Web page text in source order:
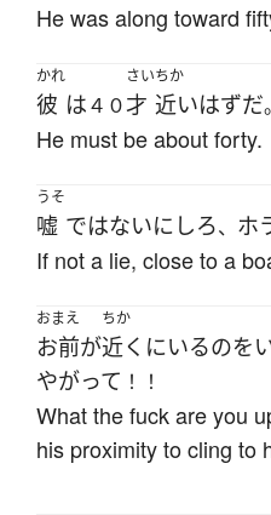
He was along toward
かれ
彼 は４０
さい
才
ちか
近いはずだ。
He must be about forty.
うそ
嘘 ではないに しろ、 ホ
If not a lie, close to a
おまえ
お前が
ちか
近く にいるのを
やがって ！！
What the fuck are you
his proximity to cling to